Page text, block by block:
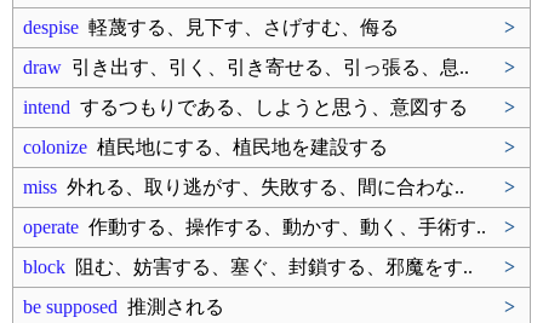
despise 軽蔑する、見下す、さげすむ、侮る
>
draw 引き出す、引く、引き寄せる、引っ張る、息..
>
intend するつもりである、しようと思う、意図する
>
colonize 植民地にする、植民地を建設する
>
miss 外れる、取り逃がす、失敗する、間に合わな..
>
operate 作動する、操作する、動かす、動く、手術す..
>
block 阻む、妨害する、塞ぐ、封鎖する、邪魔をす..
>
be supposed 推測される
>